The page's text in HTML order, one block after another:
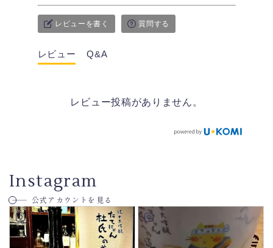
レビューを書く 質問する
レビュー Q&A
レビュー投稿がありません。
Instagram
公式アカウントを見る